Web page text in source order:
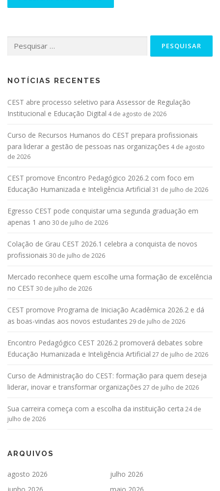
NOTÍCIAS RECENTES
CEST abre processo seletivo para Assessor de Regulação
Institucional e Educação Digital 4 de agosto de 2026
Curso de Recursos Humanos do CEST prepara profissionais
para liderar a gestão de pessoas nas organizações 4 de agosto
de 2026
CEST promove Encontro Pedagógico 2026.2 com foco em
Educação Humanizada e Inteligência Artificial 31 de julho de 2026
Egresso CEST pode conquistar uma segunda graduação em
apenas 1 ano 30 de julho de 2026
Colação de Grau CEST 2026.1 celebra a conquista de novos
profissionais 30 de julho de 2026
Mercado reconhece quem escolhe uma formação de excelência
no CEST 30 de julho de 2026
CEST promove Programa de Iniciação Acadêmica 2026.2 e dá
as boas-vindas aos novos estudantes 29 de julho de 2026
Encontro Pedagógico CEST 2026.2 promoverá debates sobre
Educação Humanizada e Inteligência Artificial 27 de julho de 2026
Curso de Administração do CEST: formação para quem deseja
liderar, inovar e transformar organizações 27 de julho de 2026
Sua carreira começa com a escolha da instituição certa 24 de
julho de 2026
ARQUIVOS
agosto 2026
julho 2026